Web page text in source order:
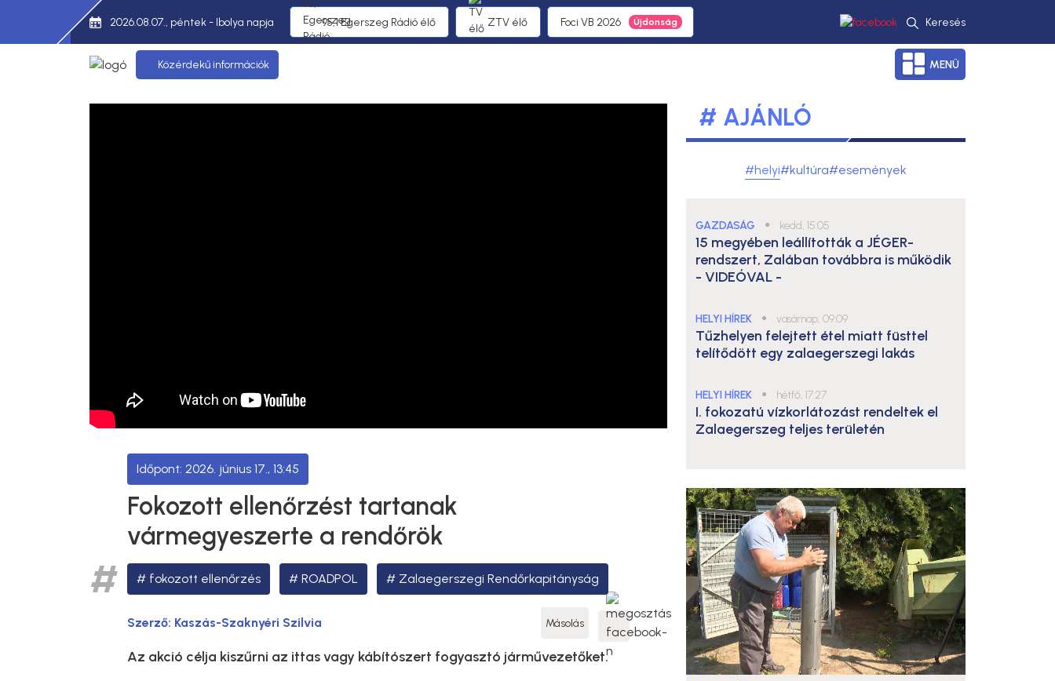
2026.08.07., péntek - Ibolya napja 95,1 Egerszeg Rádió élő ZTV élő Foci VB 2026 Keresés
Közérdekű információk MENÜ
2026. június 17., 13:45
Fokozott ellenőrzést tartanak
vármegyeszerte a rendőrök
fokozott ellenőrzés ROADPOL Zalaegerszegi Rendőrkapitányság
Szerző: Kaszás-Szaknyéri Szilvia Másolás
Az akció célja kiszűrni az ittas vagy kábítószert fogyasztó járművezetőket.
# AJÁNLÓ
#helyi#kultúra#események
GAZDASÁG ● kedd, 15:05
15 megyében leállították a JÉGER-
rendszert, Zalában továbbra is működik
- VIDEÓVAL -
HELYI HÍREK ● vasárnap, 09:09
Tűzhelyen felejtett étel miatt füsttel
telítődött egy zalaegerszegi lakás
HELYI HÍREK ● hétfő, 17:27
I. fokozatú vízkorlátozást rendeltek el
Zalaegerszeg teljes területén